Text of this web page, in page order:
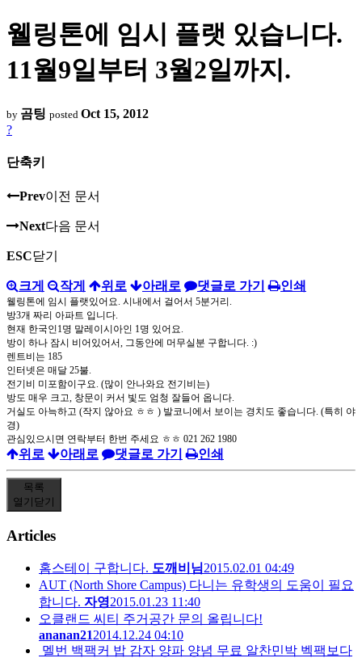
웰링톤에 임시 플랫 있습니다.
11월9일부터 3월2일까지.
by 곰팅 posted Oct 15, 2012
?
단축키
Prev이전 문서
Next다음 문서
ESC닫기
크게 작게 위로 아래로 댓글로 가기 인쇄
웰링톤에 임시 플랫있어요. 시내에서 걸어서 5분거리.
방3개 짜리 아파트 입니다.
현재 한국인1명 말레이시아인 1명 있어요.
방이 하나 잠시 비어있어서, 그동안에 머무실분 구합니다. :)
렌트비는 185
인터넷은 매달 25불.
전기비 미포함이구요. (많이 안나와요 전기비는)
방도 매우 크고, 창문이 커서 빛도 엄청 잘들어 옵니다.
거실도 아늑하고 (작지 않아요 ㅎㅎ ) 발코니에서 보이는 경치도 좋습니다. (특히 야
경)
관심있으시면 연락부터 한번 주세요 ㅎㅎ 021 262 1980
위로 아래로 댓글로 가기 인쇄
목록
열기 닫기
Articles
홈스테이 구합니다. 도깨비님2015.02.01 04:49
AUT (North Shore Campus) 다니는 유학생의 도움이 필요
합니다. 자영2015.01.23 11:40
오클랜드 씨티 주거공간 문의 올립니다!
ananan212014.12.24 04:10
멜번 백팩커 밥 감자 양파 양념 무료 알찬민박 벡팩보다